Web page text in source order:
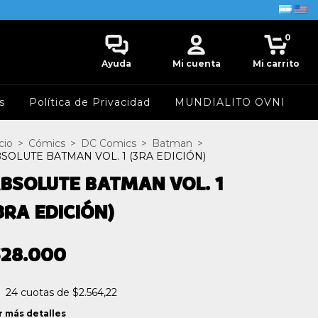
Ayuda Mi cuenta Mi carrito
0
Política de Privacidad MUNDIALITO OVNI
> Cómics > DC Comics > Batman >
BATMAN VOL. 1 (3RA EDICIÓN)
BATMAN VOL. 1
EDICIÓN)
24 cuotas de $2.564,22
más detalles